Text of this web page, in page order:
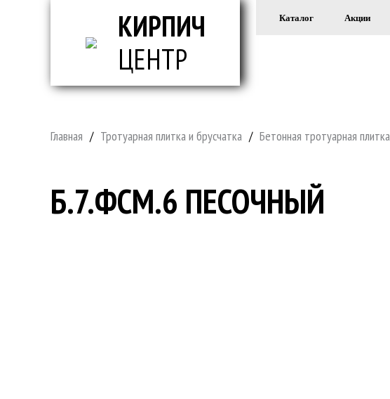
КИРПИЧ
ЦЕНТР
Каталог Акции
Главная / Тротуарная плитка и брусчатка / Бетонная тротуарная плитка
Б.7.ФСМ.6 ПЕСОЧНЫЙ